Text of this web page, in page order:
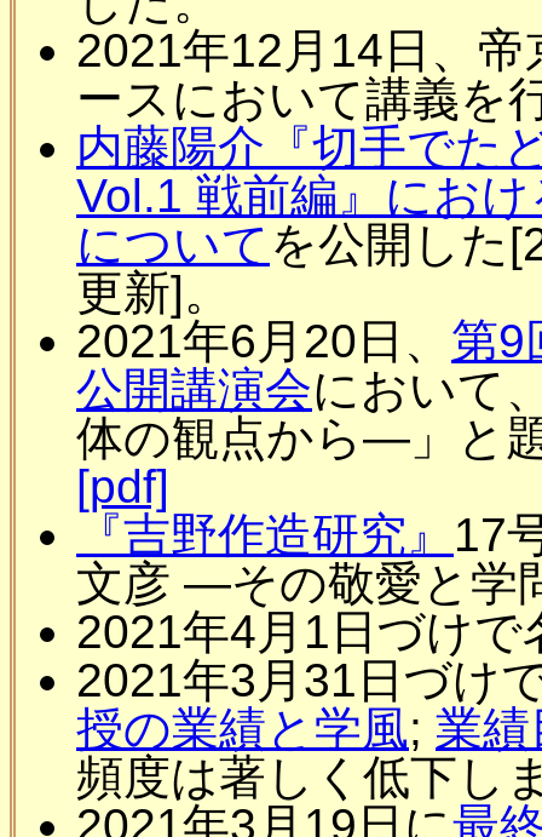
2021年12月14日、
ースにおいて講義を
内藤陽介『切手でた
Vol.1 戦前編』にお
について を公開した
更新]。
2021年6月20日、 第9
公開講演会において
体の観点から―」と
[pdf]
『吉野作造研究』 17
文彦 ―その敬愛と学
2021年4月1日づけ
2021年3月31日づけ
授の業績と学風; 業績
頻度は著しく低下し
2021年3月19日に最